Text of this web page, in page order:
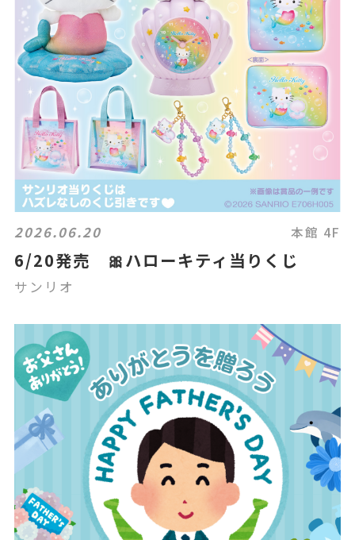
2026.06.20 本館 4F
6/20発売 🎀ハローキティ当りくじ
サンリオ